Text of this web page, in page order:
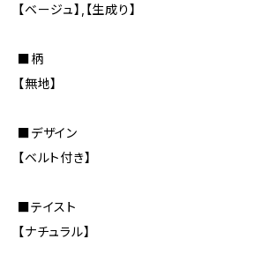
【ベージュ】,【生成り】
■柄
【無地】
■デザイン
【ベルト付き】
■テイスト
【ナチュラル】